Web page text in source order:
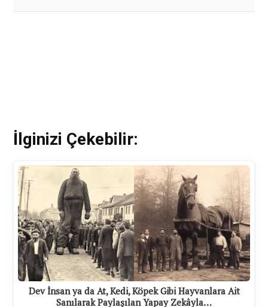
İlginizi Çekebilir:
Dev İnsan ya da At, Kedi, Köpek Gibi Hayvanlara Ait
Sanılarak Paylaşılan Yapay Zekâyla…